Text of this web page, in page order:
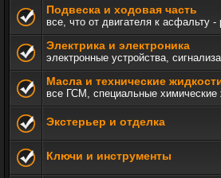
Подвеска и ходовая часть
все, что от двигателя к асфальту
Электрика и электроника
электронные устройства,
Масла и технические
все ГСМ, специальные химические
Экстерьер и отделка
Ключи и инструменты